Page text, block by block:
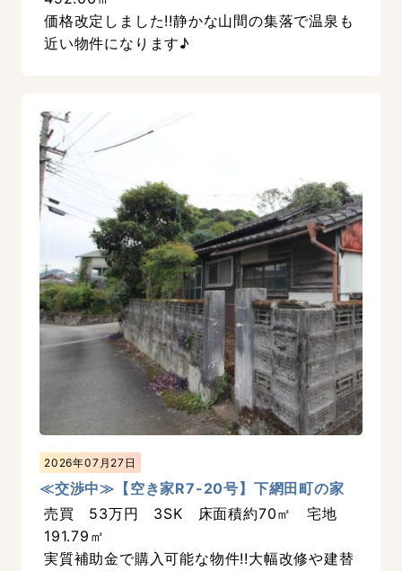
価格改定しました!!静かな山間の集落で温泉も
近い物件になります♪
2026年07月27日
≪交渉中≫【空き家R7-20号】下網田町の家
売買 53万円 3SK 床面積約70㎡ 宅地
191.79㎡
実質補助金で購入可能な物件!!大幅改修や建替